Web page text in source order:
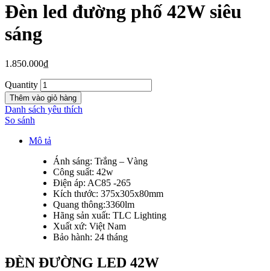
New
Đèn led đường phố 42W siêu
sáng
1.850.000₫
Quantity
Thêm vào giỏ hàng
Danh sách yêu thích
So sánh
Mô tả
Ánh sáng: Trắng – Vàng
Công suất: 42w
Điện áp: AC85 -265
Kích thước: 375x305x80mm
Quang thông:3360lm
Hãng sản xuất: TLC Lighting
Xuất xứ: Việt Nam
Bảo hành: 24 tháng
ĐÈN ĐƯỜNG LED 42W